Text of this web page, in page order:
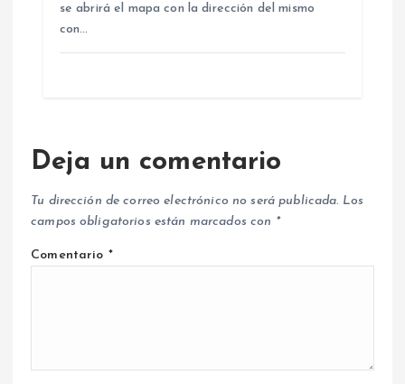
se abrirá el mapa con la dirección del mismo
con…
Deja un comentario
Tu dirección de correo electrónico no será publicada. Los
campos obligatorios están marcados con *
Comentario *